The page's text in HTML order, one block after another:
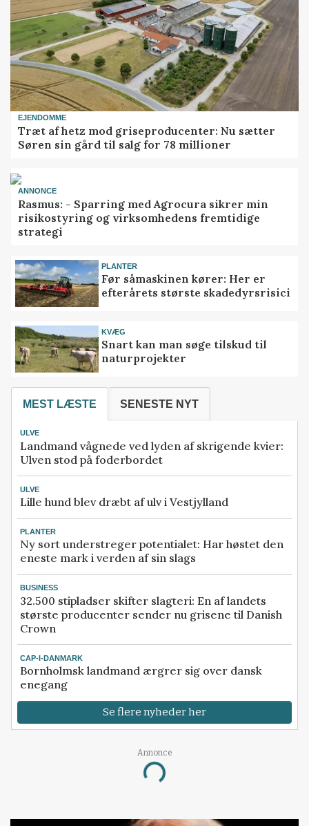
EJENDOMME
Træt af hetz mod griseproducenter: Nu sætter
Søren sin gård til salg for 78 millioner
ANNONCE
Rasmus: - Sparring med Agrocura sikrer min
risikostyring og virksomhedens fremtidige
strategi
PLANTER
Før såmaskinen kører: Her er
efterårets største skadedyrsrisici
KVÆG
Snart kan man søge tilskud til
naturprojekter
MEST LÆSTE SENESTE NYT
ULVE
Landmand vågnede ved lyden af skrigende kvier:
Ulven stod på foderbordet
ULVE
Lille hund blev dræbt af ulv i Vestjylland
PLANTER
Ny sort understreger potentialet: Har høstet den
eneste mark i verden af sin slags
BUSINESS
32.500 stipladser skifter slagteri: En af landets
største producenter sender nu grisene til Danish
Crown
CAP-I-DANMARK
Bornholmsk landmand ærgrer sig over dansk
enegang
Se flere nyheder her
Annonce
Loading...